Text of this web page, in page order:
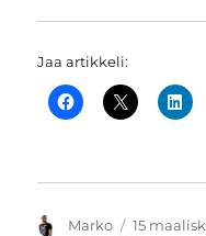
Jaa artikkeli:
Kirjoittaja
Marko Julkaistu
15